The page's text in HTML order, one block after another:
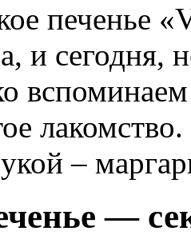
печенье
и сегодня,
–
—